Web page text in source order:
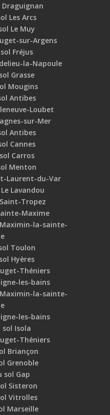
Les Arcs
Le Muy
sur-Argens
Fréjus
la-Napoule
Grasse
Mougins
Antibes
Loubet
sur-Mer
Antibes
Cannes
Carros
Menton
Laurent-du-Var
Lavandou
Tropez
Maxime
la-sainte-
Toulon
Hyères
Théniers
les-bains
la-sainte-
les-bains
Isola
Théniers
Briançon
Grenoble
sol Gap
Sisteron
Vitrolles
Marseille